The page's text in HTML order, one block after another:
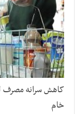
کاهش سرانه مصرف
خام